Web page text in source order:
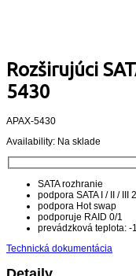
Rozširujúci
5430
APAX-5430
Availability: Na sklade
SATA rozhranie
podpora SATA I / II /
podpora Hot swap
podporuje RAID 0/1
prevádzková teplota: -
Technická dokumentácia